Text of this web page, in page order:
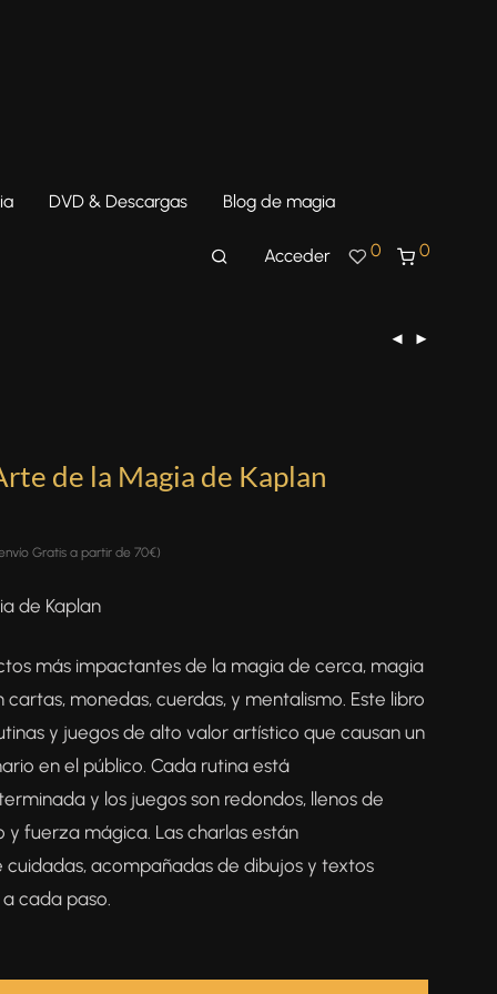
DVD & Descargas Blog de magia
Acceder 0 0
de la Magia de Kaplan
Gratis a partir de 70€)
de Kaplan
más impactantes de la magia de cerca, magia
monedas, cuerdas, y mentalismo. Este libro
y juegos de alto valor artístico que causan un
en el público. Cada rutina está
y los juegos son redondos, llenos de
y fuerza mágica. Las charlas están
acompañadas de dibujos y textos
cada paso.